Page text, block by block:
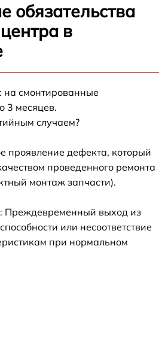
обязательства
в
на смонтированные
3 месяцев.
случаем?
проявление дефекта, который
проведенного ремонта
монтаж запчасти).
Преждевременный выход из
или несоответствие
при нормальном